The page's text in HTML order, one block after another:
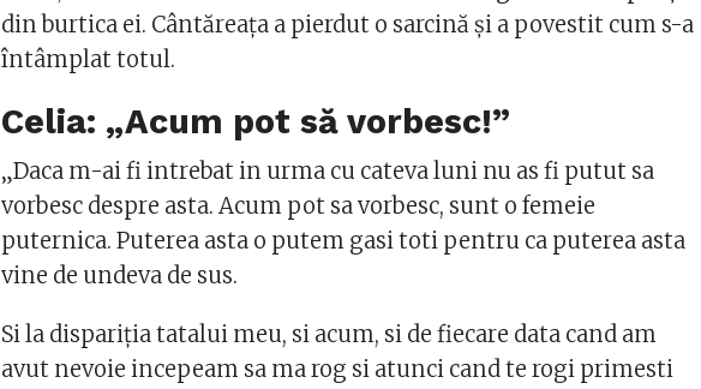
din burtica ei. Cântăreața a pierdut o sarcină și a povestit cum s-a
întâmplat totul.
Celia: „Acum pot să vorbesc!”
„Daca m-ai fi intrebat in urma cu cateva luni nu as fi putut sa
vorbesc despre asta. Acum pot sa vorbesc, sunt o femeie
puternica. Puterea asta o putem gasi toti pentru ca puterea asta
vine de undeva de sus.
Si la dispariția tatalui meu, si acum, si de fiecare data cand am
avut nevoie incepeam sa ma rog si atunci cand te rogi primesti